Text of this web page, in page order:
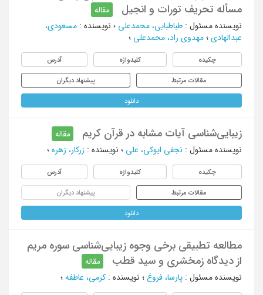
مسأله تحریف تورات و انجیل
مقاله
نویسنده مسئول : طباطبایی، محمدعلی ؛ نویسنده : مسعودی،
عبدالهادی ؛ مهدوی راد، محمدعلی ؛
چکیده کلیدواژه آدرس
مقالات مرتبط پیشنهاد دیگران
دانلود
زیبایی‌شناسی آیات مشابه در قرآن کریم
مقاله
نویسنده مسئول : نجفی ایوکی، علی ؛ نویسنده : زرکار، زهره ؛
چکیده کلیدواژه آدرس
مقالات مرتبط پیشنهاد دیگران
دانلود
مطالعه تطبیقی برخی وجوه زیبایی‌شناسی سوره مریم
از دیدگاه زمخشری و سید قطب
مقاله
نویسنده مسئول : پارسا، فروغ ؛ نویسنده : کرمی، عاطفه ؛